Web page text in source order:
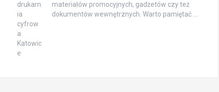
materiałów promocyjnych, gadżetów czy też
dokumentów wewnętrznych. Warto pamiętać …